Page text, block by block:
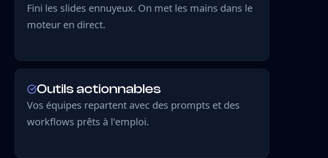
Fini les slides ennuyeux. On met les mains dans le
moteur en direct.
Outils actionnables
Vos équipes repartent avec des prompts et des
workflows prêts à l'emploi.